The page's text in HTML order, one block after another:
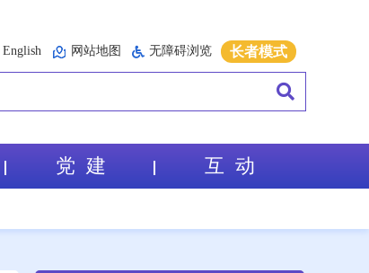
English 网站地图 无障碍浏览 长者模式
党 建 互 动